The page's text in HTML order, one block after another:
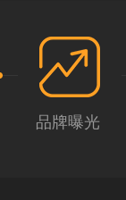
品牌曝光